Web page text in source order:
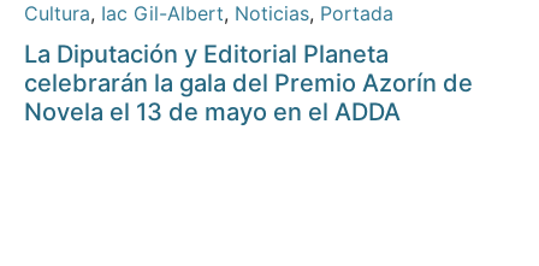
Cultura, Iac Gil-Albert, Noticias, Portada
La Diputación y Editorial Planeta
celebrarán la gala del Premio Azorín de
Novela el 13 de mayo en el ADDA